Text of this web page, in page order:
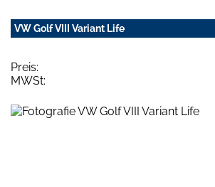
VW Golf VIII Variant Life
Preis:
MWSt: